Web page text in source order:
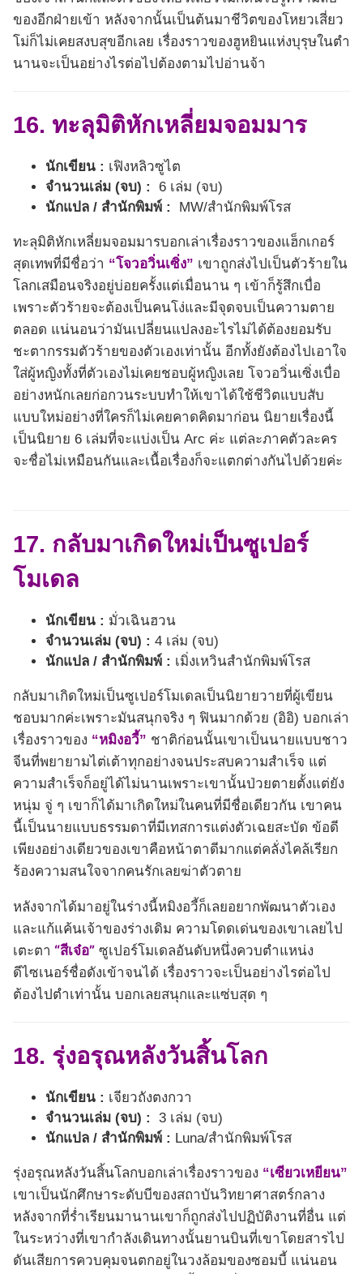
ของอีกฝ่ายเข้า หลังจากนั้นเป็นต้นมาชีวิตของโหยวเสี่ยว
โม่ก็ไม่เคยสงบสุขอีกเลย เรื่องราวของฮูหยินแห่งบุรุษในตํา
นานจะเป็นอย่างไรต่อไปต้องตามไปอ่านจ้า
16. ทะลุมิติหักเหลี่ยมจอมมาร
นักเขียน : เฟิงหลิวซูไต
จำนวนเล่ม (จบ) : 6 เล่ม (จบ)
นักแปล / สำนักพิมพ์ :
MW/สำนักพิมพ์โรส
ทะลุมิติหักเหลี่ยมจอมมารบอกเล่าเรื่องราวของแฮ็กเกอร์
สุดเทพที่มีชื่อว่า “โจวอวิ่นเซิ่ง” เขาถูกส่งไปเป็นตัวร้ายใน
โลกเสมือนจริงอยู่บ่อยครั้งแต่เมื่อนาน ๆ เข้าก็รู้สึกเบื่อ
เพราะตัวร้ายจะต้องเป็นคนโง่และมีจุดจบเป็นความตาย
ตลอด แน่นอนว่ามันเปลี่ยนแปลงอะไรไม่ได้ต้องยอมรับ
ชะตากรรมตัวร้ายของตัวเองเท่านั้น อีกทั้งยังต้องไปเอาใจ
ใส่ผู้หญิงทั้งที่ตัวเองไม่เคยชอบผู้หญิงเลย โจวอวิ่นเซิ่งเบื่อ
อย่างหนักเลยก่อกวนระบบทำให้เขาได้ใช้ชีวิตแบบสับ
แบบใหม่อย่างที่ใครก็ไม่เคยคาดคิดมาก่อน นิยายเรื่องนี้
เป็นนิยาย 6 เล่มที่จะแบ่งเป็น Arc ค่ะ แต่ละภาคตัวละคร
จะชื่อไม่เหมือนกันและเนื้อเรื่องก็จะแตกต่างกันไปด้วยค่ะ
17. กลับมาเกิดใหม่เป็นซูเปอร์
โมเดล
นักเขียน : มั่วเฉินฮวน
จำนวนเล่ม (จบ) : 4 เล่ม (จบ)
นักแปล / สำนักพิมพ์ : เมิ่งเหวินสำนักพิมพ์โรส
กลับมาเกิดใหม่เป็นซูเปอร์โมเดลเป็นนิยายวายที่ผู้เขียน
ชอบมากค่ะเพราะมันสนุกจริง ๆ ฟินมากด้วย (อิอิ) บอกเล่า
เรื่องราวของ “หมิงอวี้” ชาติก่อนนั้นเขาเป็นนายแบบชาว
จีนที่พยายามไต่เต้าทุกอย่างจนประสบความสำเร็จ แต่
ความสำเร็จก็อยู่ได้ไม่นานเพราะเขานั้นป่วยตายตั้งแต่ยัง
หนุ่ม จู่ ๆ เขาก็ได้มาเกิดใหม่ในคนที่มีชื่อเดียวกัน เขาคน
นี้เป็นนายแบบธรรมดาที่มีเทสการแต่งตัวเฉยสะบัด ข้อดี
เพียงอย่างเดียวของเขาคือหน้าตาดีมากแต่คลั่งไคล้เรียก
ร้องความสนใจจากคนรักเลยฆ่าตัวตาย
หลังจากได้มาอยู่ในร่างนี้หมิงอวี้ก็เลยอยากพัฒนาตัวเอง
และแก้แค้นเจ้าของร่างเดิม ความโดดเด่นของเขาเลยไป
เตะตา “สีเจ๋อ” ซูเปอร์โมเดลอันดับหนึ่งควบตำแหน่ง
ดีไซเนอร์ชื่อดังเข้าจนได้ เรื่องราวจะเป็นอย่างไรต่อไป
ต้องไปตำเท่านั้น บอกเลยสนุกและแซ่บสุด ๆ
18. รุ่งอรุณหลังวันสิ้นโลก
นักเขียน : เจียวถังตงกวา
จำนวนเล่ม (จบ) : 3 เล่ม (จบ)
นักแปล / สำนักพิมพ์ : Luna/สำนักพิมพ์โรส
รุ่งอรุณหลังวันสิ้นโลกบอกเล่าเรื่องราวของ “เซียวเหยียน”
เขาเป็นนักศึกษาระดับบีของสถาบันวิทยาศาสตร์กลาง
หลังจากที่ร่ำเรียนมานานเขาก็ถูกส่งไปปฏิบัติงานที่อื่น แต่
ในระหว่างที่เขากำลังเดินทางนั้นยานบินที่เขาโดยสารไป
ดันเสียการควบคุมจนตกอยู่ในวงล้อมของซอมบี้ แน่นอน